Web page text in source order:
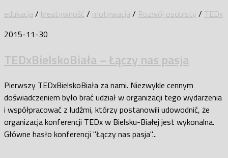
edukacja/ kreatywność / motywacja/ Rozwój osobisty / TEDx
2015-11-30
TEDxBielskoBiała – Łączy nas pasja
Pierwszy TEDxBielskoBiała za nami. Niezwykle cennym
doświadczeniem było brać udział w organizacji tego wydarzenia
i współpracować z ludźmi, którzy postanowili udowodnić, że
organizacja konferencji TEDx w Bielsku-Białej jest wykonalna.
Główne hasło konferencji "Łączy nas pasja"...